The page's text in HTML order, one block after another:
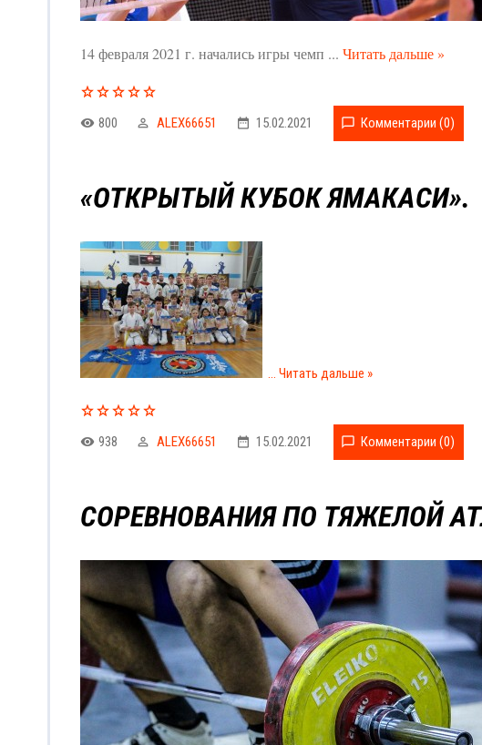
14 февраля 2021 г. начались игры чемп ... Читать дальше »
800 ALEX66651 15.02.2021 Комментарии (0)
«ОТКРЫТЫЙ КУБОК ЯМАКАСИ».
Читать дальше »
938 ALEX66651 15.02.2021 Комментарии (0)
СОРЕВНОВАНИЯ ПО ТЯЖЕЛОЙ